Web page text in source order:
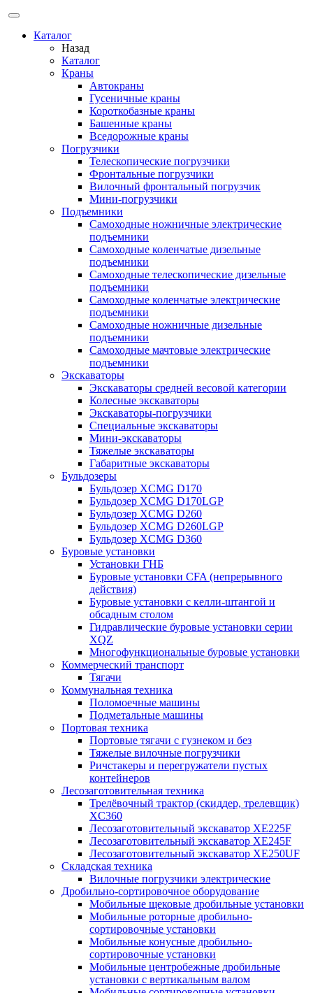
Каталог
Назад
Каталог
Краны
Автокраны
Гусеничные краны
Короткобазные краны
Башенные краны
Вcедорожные краны
Погрузчики
Телескопические погрузчики
Фронтальные погрузчики
Вилочный фронтальный погрузчик
Мини-погрузчики
Подъемники
Самоходные ножничные электрические
подъемники
Самоходные коленчатые дизельные
подъемники
Самоходные телескопические дизельные
подъемники
Самоходные коленчатые электрические
подъемники
Самоходные ножничные дизельные
подъемники
Самоходные мачтовые электрические
подъемники
Экскаваторы
Экскаваторы средней весовой категории
Колесные экскаваторы
Экскаваторы-погрузчики
Специальные экскаваторы
Мини-экскаваторы
Тяжелые экскаваторы
Габаритные экскаваторы
Бульдозеры
Бульдозер XCMG D170
Бульдозер XCMG D170LGP
Бульдозер XCMG D260
Бульдозер XCMG D260LGP
Бульдозер XCMG D360
Буровые установки
Установки ГНБ
Буровые установки CFA (непрерывного
действия)
Буровые установки с келли-штангой и
обсадным столом
Гидравлические буровые установки серии
XQZ
Многофункциональные буровые установки
Коммерческий транспорт
Тягачи
Коммунальная техника
Поломоечные машины
Подметальные машины
Портовая техника
Портовые тягачи с гузнеком и без
Тяжелые вилочные погрузчики
Ричстакеры и перегружатели пустых
контейнеров
Лесозаготовительная техника
Трелёвочный трактор (скиддер, трелевщик)
XC360
Лесозаготовительный экскаватор XE225F
Лесозаготовительный экскаватор XE245F
Лесозаготовительный экскаватор XE250UF
Складская техника
Вилочные погрузчики электрические
Дробильно-сортировочное оборудование
Мобильные щековые дробильные установки
Мобильные роторные дробильно-
сортировочные установки
Мобильные конусные дробильно-
сортировочные установки
Мобильные центробежные дробильные
установки с вертикальным валом